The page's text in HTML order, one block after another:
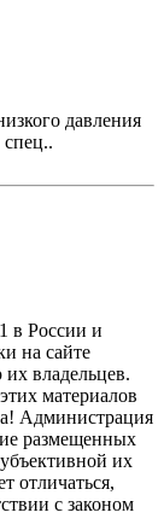
давления
спец..
в России и
на сайте
владельцев.
материалов
Администрация
размещенных
их
отличаться,
с законом